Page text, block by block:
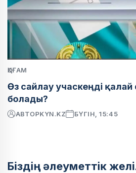
ҚОҒАМ
Өз сайлау учаскеңді қалай
болады?
АВТОРKYN.KZ БҮГІН, 15:45
Біздің әлеуметтік